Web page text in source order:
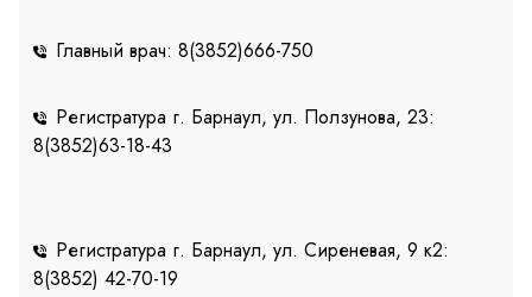
Главный врач: 8(3852)666-750
Регистратура г. Барнаул, ул. Ползунова, 23:
8(3852)63-18-43
Регистратура г. Барнаул, ул. Сиреневая, 9 к2:
8(3852) 42-70-19